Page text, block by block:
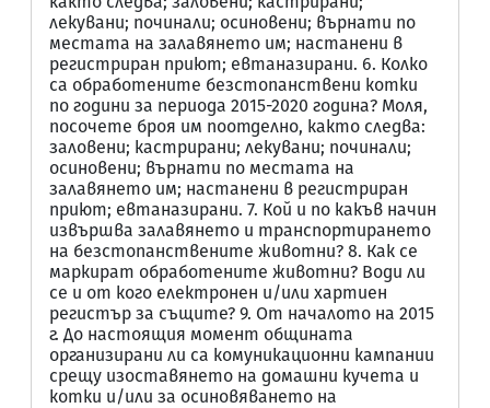
лекувани; починали; осиновени; върнати по
местата на залавянето им; настанени в
регистриран приют; евтаназирани. 6. Колко
са обработените безстопанствени котки
по години за периода 2015-2020 година? Моля,
посочете броя им поотделно, както следва:
заловени; кастрирани; лекувани; починали;
осиновени; върнати по местата на
залавянето им; настанени в регистриран
приют; евтаназирани. 7. Кой и по какъв начин
извършва залавянето и транспортирането
на безстопанствените животни? 8. Как се
маркират обработените животни? Води ли
се и от кого електронен и/или хартиен
регистър за същите? 9. От началото на 2015
г. До настоящия момент общината
организирани ли са комуникационни кампании
срещу изоставянето на домашни кучета и
котки и/или за осиновяването на